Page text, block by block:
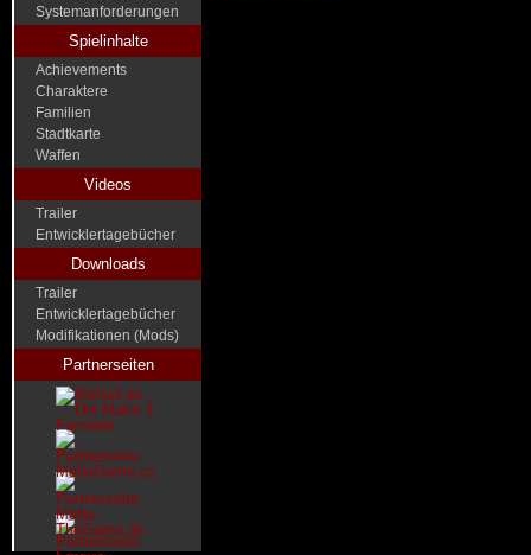
Systemanforderungen
Spielinhalte
Achievements
Charaktere
Familien
Stadtkarte
Waffen
Videos
Trailer
Entwicklertagebücher
Downloads
Trailer
Entwicklertagebücher
Modifikationen (Mods)
Partnerseiten